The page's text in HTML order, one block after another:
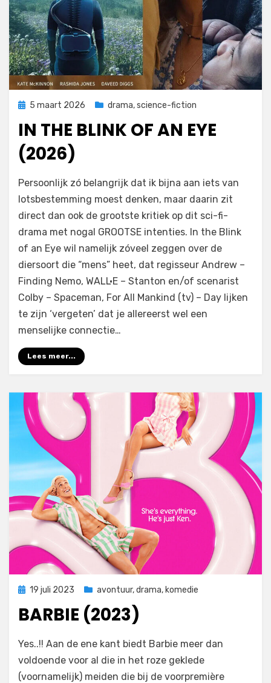
Geplaatst
5 maart 2026 drama,science-fiction
IN THE BLINK OF AN EYE
(2026)
Filmofiel.nl
Persoonlijk zó belangrijk dat ik bijna aan iets van
lotsbestemming moest denken, maar daarin zit
direct dan ook de grootste kritiek op dit sci-fi-
drama met nogal GROOTSE intenties. In the Blink
of an Eye wil namelijk zóveel zeggen over de
diersoort die “mens” heet, dat regisseur Andrew –
Finding Nemo, WALL·E – Stanton en/of scenarist
Colby – Spaceman, For All Mankind (tv) – Day lijken
te zijn ‘vergeten’ dat je allereerst wel een
menselijke connectie…
Lees meer...
Geplaatst
19 juli 2023 avontuur,drama, komedie
BARBIE (2023)
doorFilmofiel.nl
Yes..!! Aan de ene kant biedt Barbie meer dan
voldoende voor al die in het roze geklede
(voornamelijk) meiden die bij de voorpremière